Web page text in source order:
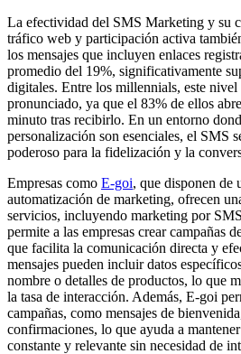
La efectividad del SMS Marketing y su
tráfico web y participación activa
los mensajes que incluyen enlaces
promedio del 19%, significativamente
digitales. Entre los millennials, este nivel
pronunciado, ya que el 83% de ellos
minuto tras recibirlo. En un entorno
personalización son esenciales, el SMS
poderoso para la fidelización y la
Empresas como E-goi, que disponen de
automatización de marketing, ofrecen
servicios, incluyendo marketing por
permite a las empresas crear campañas
que facilita la comunicación directa y
mensajes pueden incluir datos
nombre o detalles de productos, lo que
la tasa de interacción. Además, E-goi
campañas, como mensajes de
confirmaciones, lo que ayuda a
constante y relevante sin necesidad de